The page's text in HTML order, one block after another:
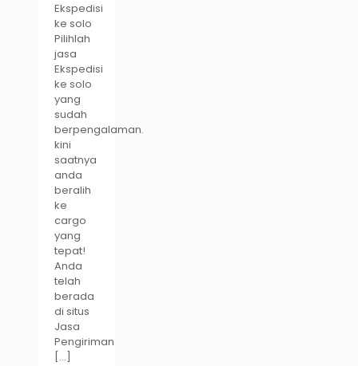
Ekspedisi
ke solo
Pilihlah
jasa
Ekspedisi
ke solo
yang
sudah
berpengalaman.
kini
saatnya
anda
beralih
ke
cargo
yang
tepat!
Anda
telah
berada
di situs
Jasa
Pengiriman
[…]